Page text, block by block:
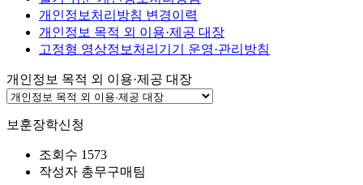
개인정보처리방침 변경이력
개인정보 목적 외 이용·제공 대장
고정형 영상정보처리기기 운영·관리방침
개인정보 목적 외 이용·제공 대장
보훈장학신청
조회수 1573
작성자 총무구매팀